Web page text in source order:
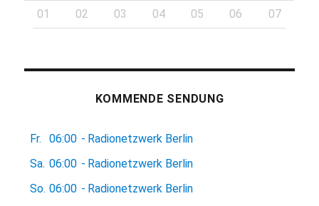
01 02 03 04 05 06 07
KOMMENDE SENDUNG
Fr. 06:00 - Radionetzwerk Berlin
Sa. 06:00 - Radionetzwerk Berlin
So. 06:00 - Radionetzwerk Berlin